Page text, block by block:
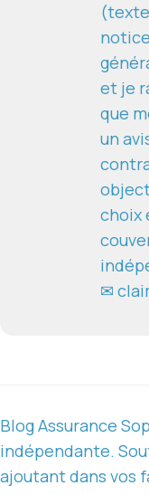
et je
que
un
choix
✉
Blog Assurance
indépendante.
ajoutant dans vos